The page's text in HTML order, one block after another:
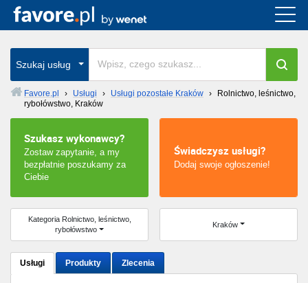
Szukaj usług
Favore.pl › Usługi › Usługi pozostałe Kraków ›
Rolnictwo, leśnictwo,
rybołówstwo, Kraków
Szukasz wykonawcy?
Zostaw zapytanie, a my
bezpłatnie poszukamy za
Ciebie
Świadczysz usługi?
Dodaj swoje ogłoszenie!
Kategoria Rolnictwo, leśnictwo,
rybołówstwo
Kraków
Usługi Produkty Zlecenia
Cała Polska
wszystkie w całym kraju
Wrocław
Kraków
Poznań
Łódź
Katowice